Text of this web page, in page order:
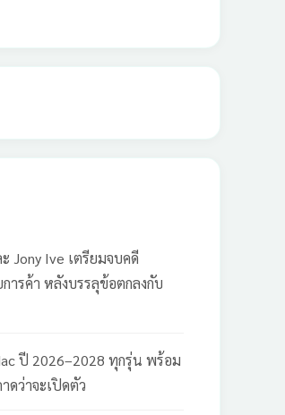
Jony Ive เตรียมจบคดี
การค้า หลังบรรลุข้อตกลงกับ
ปี 2026–2028 ทุกรุ่น พร้อม
ดว่าจะเปิดตัว